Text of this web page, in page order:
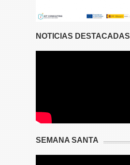
NOTICIAS DESTACADAS
SEMANA SANTA